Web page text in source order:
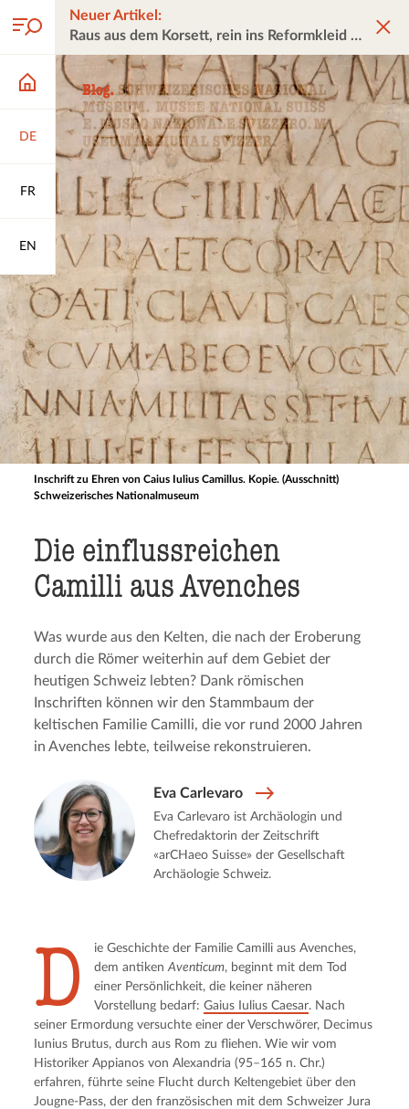
DE
FR
EN
Neuer Artikel:
Raus aus dem Korsett, rein ins Reformkleid
Inschrift zu Ehren von Caius Iulius Camillus. Kopie. (Ausschnitt)
Schweizerisches Nationalmuseum
Die einfluss­rei­chen
Camilli aus Avenches
Was wurde aus den Kelten, die nach der Eroberung
durch die Römer weiterhin auf dem Gebiet der
heutigen Schweiz lebten? Dank römischen
Inschriften können wir den Stammbaum der
keltischen Familie Camilli, die vor rund 2000 Jahren
in Avenches lebte, teilweise rekonstruieren.
Eva Carlevaro
Eva Carlevaro ist Archäologin und
Chefredaktorin der Zeitschrift
«arCHaeo Suisse» der Gesellschaft
Archäologie Schweiz.
D
ie Geschichte der Familie Camilli aus Avenches,
dem antikenAventicum, beginnt mit dem Tod
einer Persönlichkeit, die keiner näheren
Vorstellung bedarf:Gaius Iulius Caesar. Nach
seiner Ermordung versuchte einer der Verschwörer, Decimus
Iunius Brutus, durch aus Rom zu fliehen. Wie wir vom
Historiker Appianos von Alexandria (95–165 n. Chr.)
erfahren, führte seine Flucht durch Keltengebiet über den
Jougne-Pass, der den französischen mit dem Schweizer Jura